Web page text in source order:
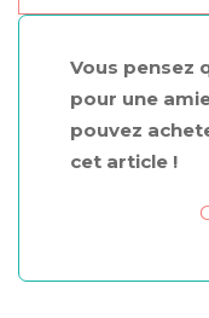
callosités
Vous pensez
pour une
pouvez
cet article !